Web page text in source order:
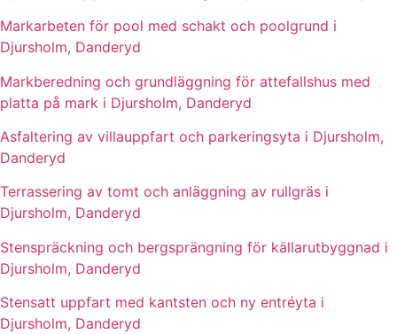
Markarbeten för pool med schakt och poolgrund i
Djursholm, Danderyd
Markberedning och grundläggning för attefallshus med
platta på mark i Djursholm, Danderyd
Asfaltering av villauppfart och parkeringsyta i Djursholm,
Danderyd
Terrassering av tomt och anläggning av rullgräs i
Djursholm, Danderyd
Stenspräckning och bergsprängning för källarutbyggnad i
Djursholm, Danderyd
Stensatt uppfart med kantsten och ny entréyta i
Djursholm, Danderyd